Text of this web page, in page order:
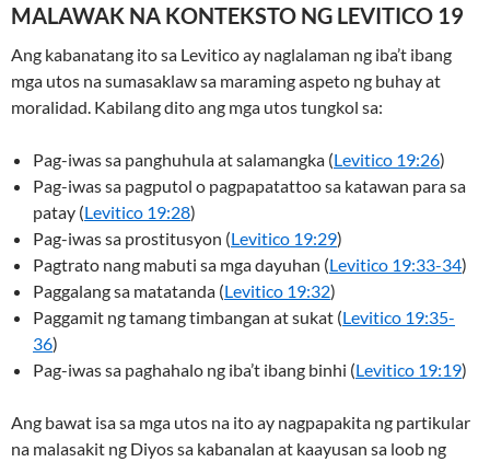
MALAWAK NA KONTEKSTO NG LEVITICO 19
Ang kabanatang ito sa Levitico ay naglalaman ng iba’t ibang
mga utos na sumasaklaw sa maraming aspeto ng buhay at
moralidad. Kabilang dito ang mga utos tungkol sa:
Pag-iwas sa panghuhula at salamangka (Levitico 19:26)
Pag-iwas sa pagputol o pagpapatattoo sa katawan para sa
patay (Levitico 19:28)
Pag-iwas sa prostitusyon (Levitico 19:29)
Pagtrato nang mabuti sa mga dayuhan (Levitico 19:33-34)
Paggalang sa matatanda (Levitico 19:32)
Paggamit ng tamang timbangan at sukat (Levitico 19:35-
36)
Pag-iwas sa paghahalo ng iba’t ibang binhi (Levitico 19:19)
Ang bawat isa sa mga utos na ito ay nagpapakita ng partikular
na malasakit ng Diyos sa kabanalan at kaayusan sa loob ng